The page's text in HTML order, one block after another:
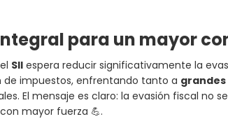
para un mayor
SII espera reducir significativamente la
impuestos, enfrentando tanto a
El mensaje es claro: la evasión fiscal no
mayor fuerza 💪.